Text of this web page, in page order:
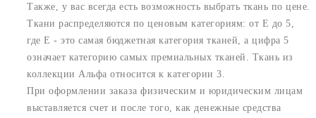
Также, у вас всегда есть возможность выбрать ткань по цене.
Ткани распределяются по ценовым категориям: от E до 5,
где Е - это самая бюджетная категория тканей, а цифра 5
означает категорию самых премиальных тканей. Ткань из
коллекции Альфа относится к категории 3.
При оформлении заказа физическим и юридическим лицам
выставляется счет и после того, как денежные средства